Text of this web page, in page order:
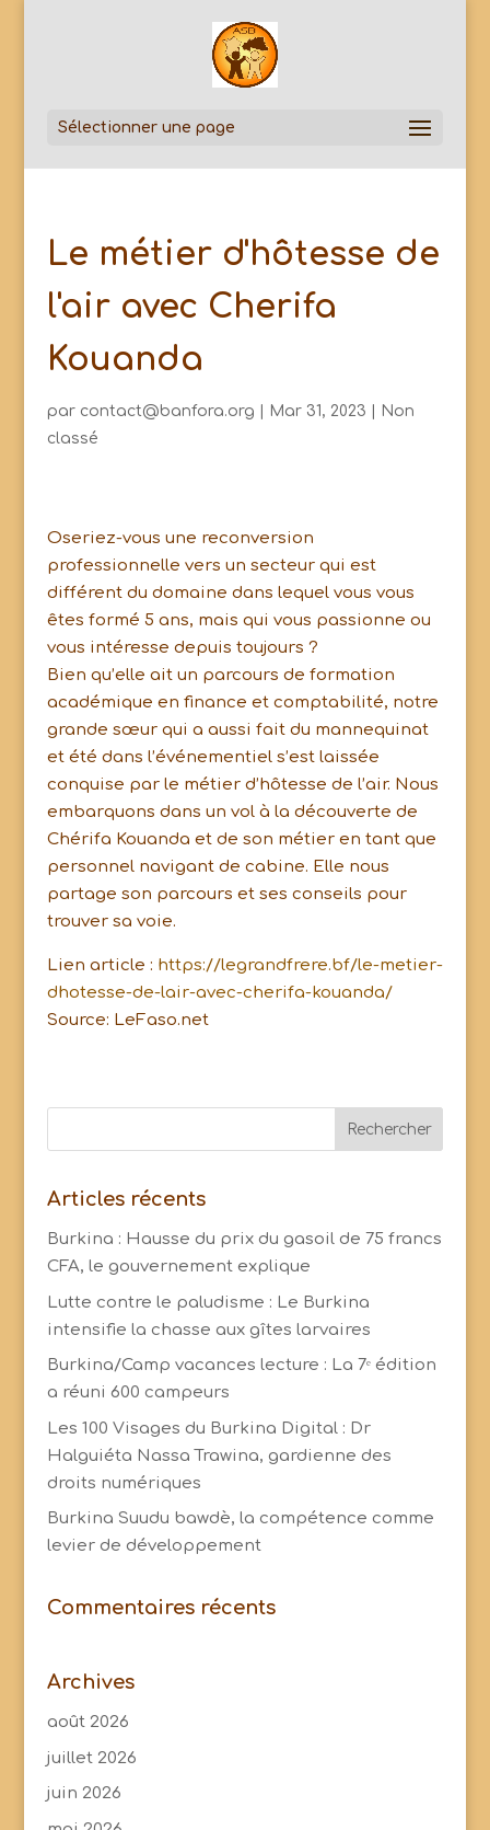
Sélectionner une page
Le métier d'hôtesse de
l'air avec Cherifa
Kouanda
par contact@banfora.org Mar 31, 2023
Non
classé
Oseriez-vous une reconversion
professionnelle vers un secteur qui est
différent du domaine dans lequel vous vous
êtes formé 5 ans, mais qui vous passionne ou
vous intéresse depuis toujours ?
Bien qu’elle ait un parcours de formation
académique en finance et comptabilité, notre
grande sœur qui a aussi fait du mannequinat
et été dans l’événementiel s’est laissée
conquise par le métier d’hôtesse de l’air. Nous
embarquons dans un vol à la découverte de
Chérifa Kouanda et de son métier en tant que
personnel navigant de cabine. Elle nous
partage son parcours et ses conseils pour
trouver sa voie.
Lien article : https://legrandfrere.bf/le-metier-
dhotesse-de-lair-avec-cherifa-kouanda/
Source: LeFaso.net
Articles récents
Burkina : Hausse du prix du gasoil de 75 francs
CFA, le gouvernement explique
Lutte contre le paludisme : Le Burkina
intensifie la chasse aux gîtes larvaires ‎
Burkina/Camp vacances lecture : La 7ᵉ édition
a réuni 600 campeurs
Les 100 Visages du Burkina Digital : Dr
Halguiéta Nassa Trawina, gardienne des
droits numériques
Burkina Suudu bawdè, la compétence comme
levier de développement
Commentaires récents
Archives
août 2026
juillet 2026
juin 2026